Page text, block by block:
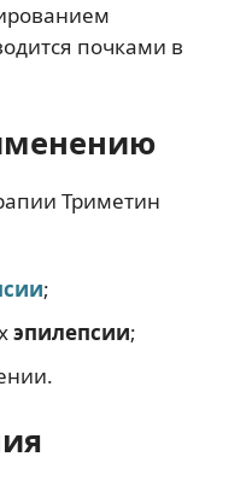
почками в
Триметин
;
эпилепсии;